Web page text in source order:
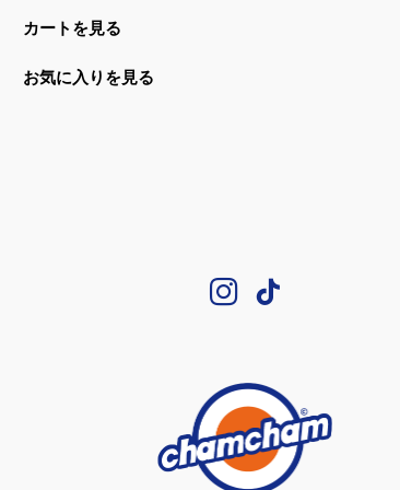
カートを見る
お気に入りを見る